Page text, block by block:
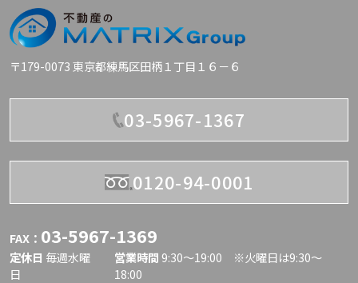
〒179-0073 東京都練馬区田柄１丁目１６－６
03-5967-1367
0120-94-0001
FAX： 03-5967-1369
定休日 毎週水曜
日
営業時間 9:30〜19:00 ※火曜日は9:30～
18:00